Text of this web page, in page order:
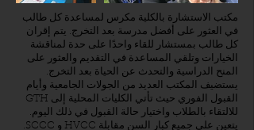
مكتب الاستشارة بالكلية مكرس لمساعدة كل طالب
في العثور على أفضل مدرسة بعد التخرج. يتم إقران
كل طالب بمستشار للقاء واحدًا على حدة لمناقشة
الخيارات وتلقي المساعدة في التقديم والعثور على
المنح الدراسية والتحدث عن الحياة بعد التخرج.
يستضيف المكتب العديد من الجولات الجامعية وأيام
القبول الفوري حيث تأتي الكليات المحلية إلى GTH
للالتقاء بالطلاب واختيار حالة القبول في ذلك اليوم.
يتعين على جميع كبار السن مقابلة HVCC و SCCC.